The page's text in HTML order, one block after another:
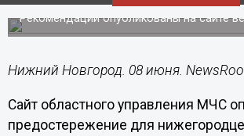
Рекомендации опубликованы на сайте
Нижний Новгород. 08 июня.
Сайт областного управления МЧС
предостережение для